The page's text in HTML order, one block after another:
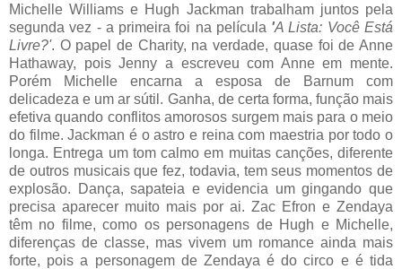
Michelle Williams e Hugh Jackman trabalham juntos pela
segunda vez - a primeira foi na película 'A Lista: Você Está
Livre?'. O papel de Charity, na verdade, quase foi de Anne
Hathaway, pois Jenny a escreveu com Anne em mente.
Porém Michelle encarna a esposa de Barnum com
delicadeza e um ar sútil. Ganha, de certa forma, função mais
efetiva quando conflitos amorosos surgem mais para o meio
do filme. Jackman é o astro e reina com maestria por todo o
longa. Entrega um tom calmo em muitas canções, diferente
de outros musicais que fez, todavia, tem seus momentos de
explosão. Dança, sapateia e evidencia um gingando que
precisa aparecer muito mais por ai. Zac Efron e Zendaya
têm no filme, como os personagens de Hugh e Michelle,
diferenças de classe, mas vivem um romance ainda mais
forte, pois a personagem de Zendaya é do circo e é tida